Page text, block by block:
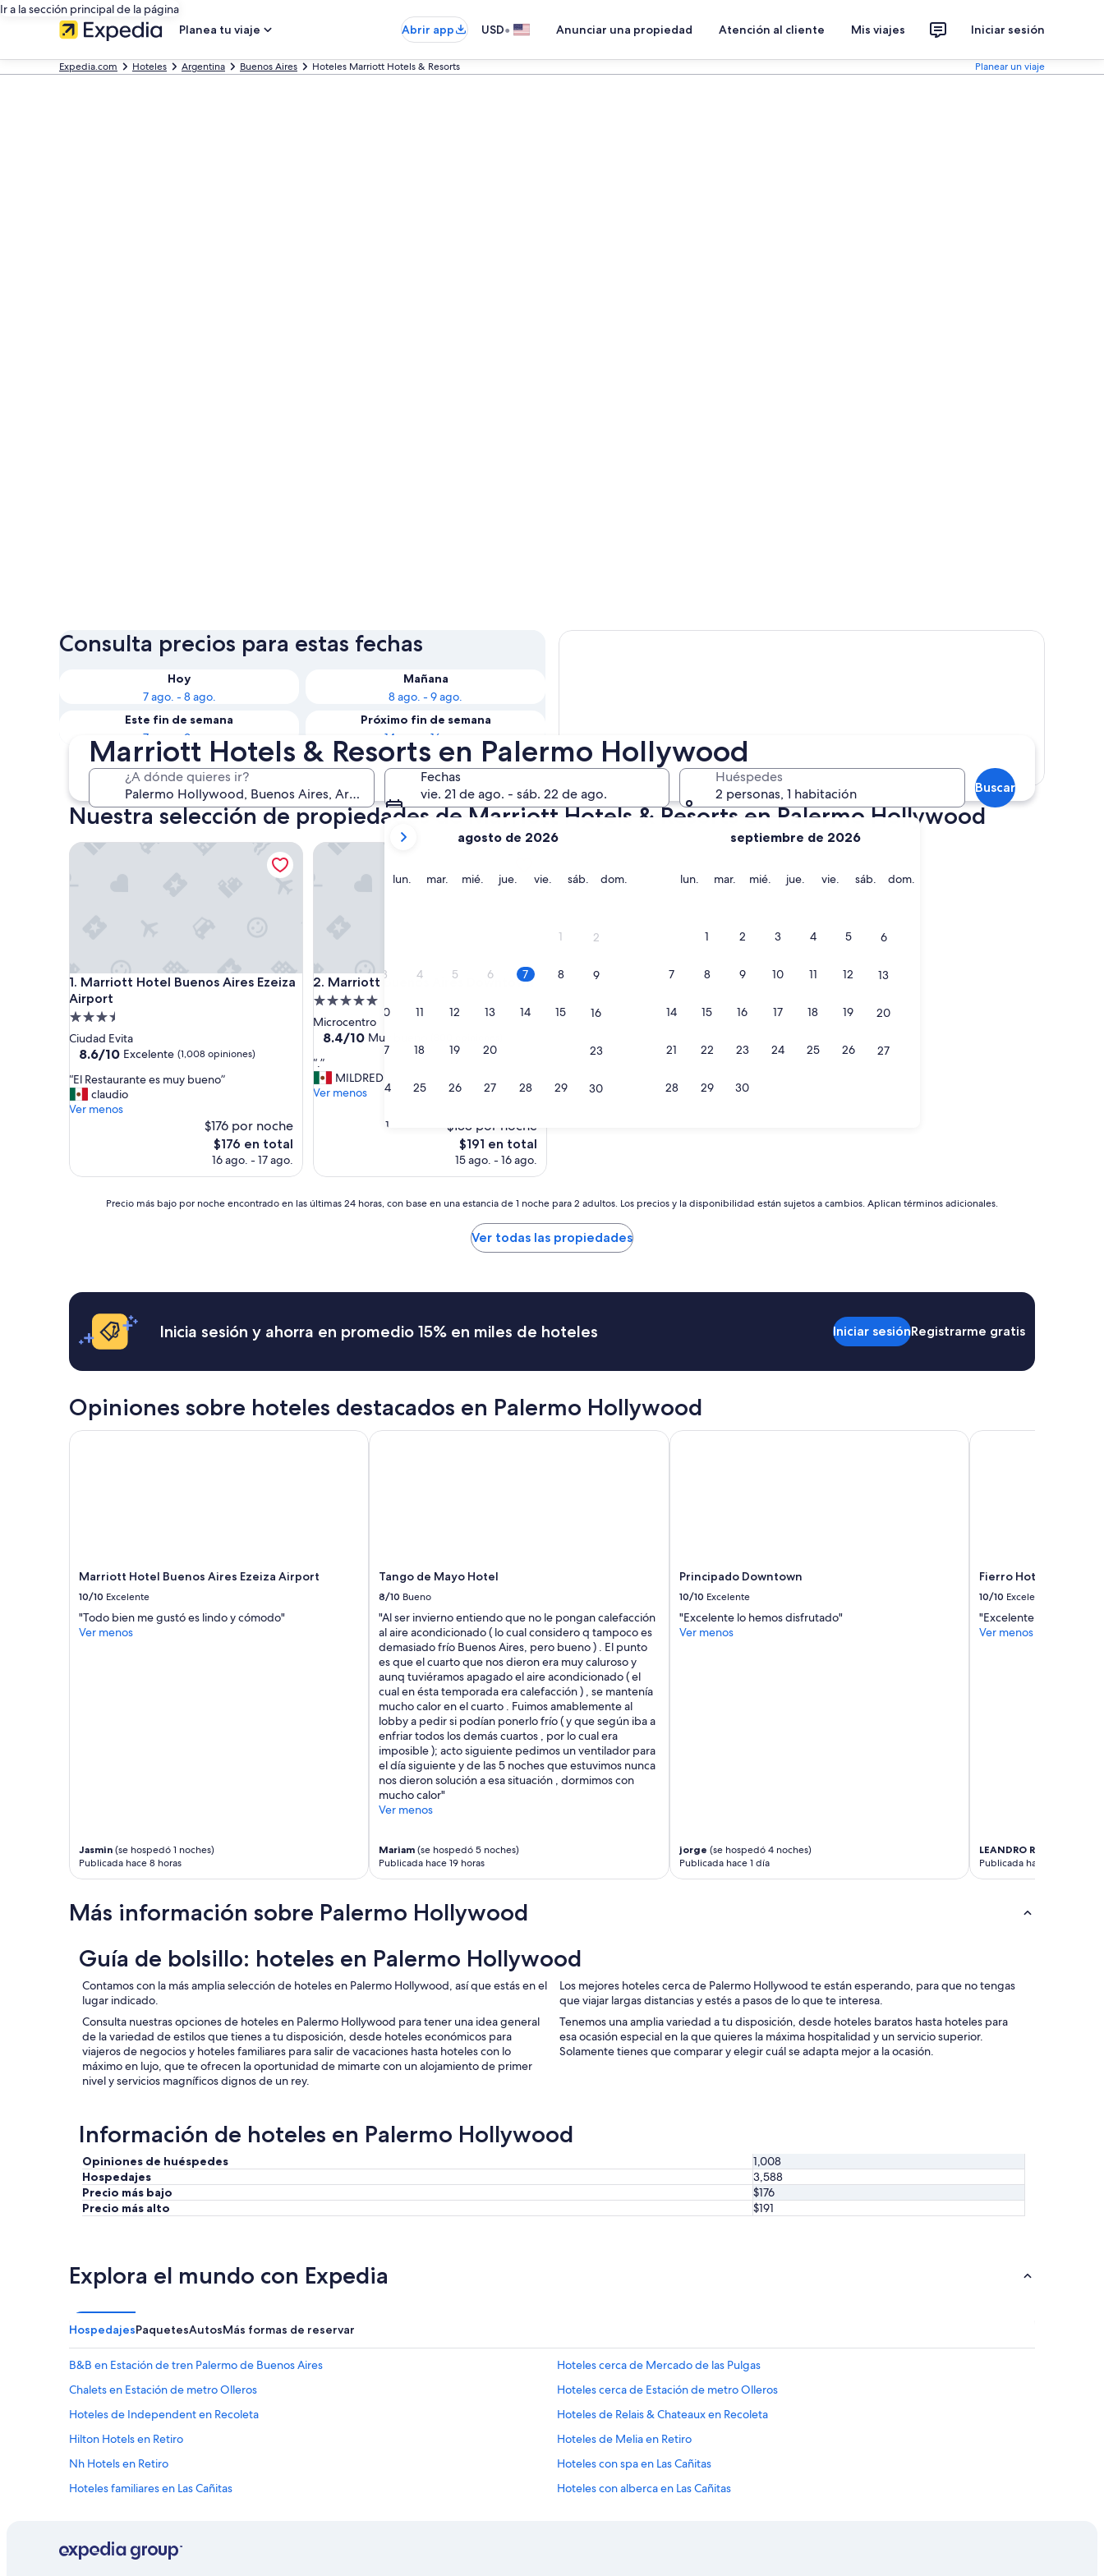
Ir a la sección principal de la página
Planea tu viaje
Abrir app USD• Anunciar una propiedad Atención al cliente Mis viajes Iniciar sesión
Expedia.com Hoteles Argentina Buenos Aires Hoteles Marriott Hotels & Resorts Planear un viaje
Marriott Hotels & Resorts en Palermo Hollywood
¿A dónde quieres ir?
Fechas
vie. 21 de ago. - sáb. 22 de ago.
tus
meses
son
agosto de 2026
lun. lunesmar. martes
mié. miércoles
jue. jueves
vie. viernes
sáb. sábado
dom.
1 2
3 4 5 6 7 8 9
10 11 12 13 14 15 16
17 18 19 20 23
24 25 26 27 28 29 30
31
septiembre de 2026
lun. lunesmar. martes
mié. miércoles
jue. jueves
vie. viernes
sáb. sábado
dom.
1 2 3 4 5 6
7 8 9 10 11 12 13
14 15 16 17 18 19 20
21 22 23 24 25 26 27
28 29 30
Huéspedes
2 personas, 1 habitación
Buscar
Consulta precios para estas fechas
Hoy
7 ago. - 8 ago.
Mañana
8 ago. - 9 ago.
Este fin de semana
7 ago. - 9 ago.
Próximo fin de semana
14 ago. - 16 ago.
Mostrar mapa
Nuestra selección de propiedades de Marriott Hotels & Resorts en Palermo Hollywood
1. Marriott Hotel Buenos Aires Ezeiza
Airport
Marriott Hotel Buenos Aires Ezeiza Airport
Propiedad
de
3.5
estrellas
Ciudad Evita
8.6
10,
Excelente,
(1,008
8.6/10 Excelente (1,008 opiniones)
“
l
t
s
b
n
o
”
“El Restaurante es muy bueno”
claudio
Ver menos
$176 por noche
El
precio
de
$176 en total
16 ago. - 17 ago.
Marriott Hotel Buenos Aires Ezeiza Airport
2. Marriott Buenos Aires Downtown
Marriott Buenos Aires Downtown
Propiedad
de
5.0
estrellas
Microcentro
8.4
10,
Muy
bueno,
8.4/10 Muy bueno
“
”
“.”
MILDRED
Ver menos
$188 por noche
El
precio
de
$191 en total
15 ago. - 16 ago.
Marriott Buenos Aires Downtown
en
las
últimas
24
horas,
con
en
una
de
están
sujetos
Precio más bajo por noche encontrado en las últimas 24 horas, con base en una estancia de 1 noche para 2 adultos. Los precios y la disponibilidad están sujetos a cambios. Aplican términos adicionales.
Ver todas las propiedades
Inicia sesión y ahorra en promedio 15% en miles de hoteles Iniciar sesiónRegistrarme gratis
Opiniones sobre hoteles destacados en Palermo Hollywood
Marriott Hotel Buenos Aires Ezeiza Airport
10/10 Excelente
"Todo bien me gustó es lindo y cómodo"
Ver menos
Jasmin (se hospedó 1 noches)
Publicada hace 8 horas
Marriott Hotel Buenos Aires Ezeiza Airport
Tango de Mayo Hotel
8/10 Bueno
"Al ser invierno entiendo que no le pongan calefacción
al aire acondicionado ( lo cual considero q tampoco es
demasiado frío Buenos Aires, pero bueno ) . El punto
es que el cuarto que nos dieron era muy caluroso y
aunq tuviéramos apagado el aire acondicionado ( el
cual en ésta temporada era calefacción ) , se mantenía
mucho calor en el cuarto . Fuimos amablemente al
lobby a pedir si podían ponerlo frío ( y que según iba a
enfriar todos los demás cuartos , por lo cual era
imposible ); acto siguiente pedimos un ventilador para
el día siguiente y de las 5 noches que estuvimos nunca
nos dieron solución a esa situación , dormimos con
mucho calor"
Ver menos
Mariam (se hospedó 5 noches)
Publicada hace 19 horas
Tango de Mayo Hotel
Principado Downtown
10/10 Excelente
"Excelente lo hemos disfrutado"
Ver menos
jorge (se hospedó 4 noches)
Publicada hace 1 día
Principado Downtown
Fierro Hotel Buenos
10/10 Excelente
"Excelente servicio"
Ver menos
LEANDRO ROBERTO
Publicada hace 3 días
Fierro Hotel Buenos
Más información sobre Palermo Hollywood
Guía de bolsillo: hoteles en Palermo Hollywood
Contamos con la más amplia selección de hoteles en Palermo Hollywood, así que estás en el
lugar indicado.
Consulta nuestras opciones de hoteles en Palermo Hollywood para tener una idea general
de la variedad de estilos que tienes a tu disposición, desde hoteles económicos para
viajeros de negocios y hoteles familiares para salir de vacaciones hasta hoteles con lo
máximo en lujo, que te ofrecen la oportunidad de mimarte con un alojamiento de primer
nivel y servicios magníficos dignos de un rey.
Los mejores hoteles cerca de Palermo Hollywood te están esperando, para que no tengas
que viajar largas distancias y estés a pasos de lo que te interesa.
Tenemos una amplia variedad a tu disposición, desde hoteles baratos hasta hoteles para
esa ocasión especial en la que quieres la máxima hospitalidad y un servicio superior.
Solamente tienes que comparar y elegir cuál se adapta mejor a la ocasión.
Información de hoteles en Palermo Hollywood
Opiniones de huéspedes
1,008
Hospedajes
3,588
Precio más bajo
$176
Precio más alto
$191
Explora el mundo con Expedia
HospedajesPaquetesAutosMás formas de reservar
B&B en Estación de tren Palermo de Buenos Aires
Hoteles cerca de Mercado de las Pulgas
Chalets en Estación de metro Olleros
Hoteles cerca de Estación de metro Olleros
Hoteles de Independent en Recoleta
Hoteles de Relais & Chateaux en Recoleta
Hilton Hotels en Retiro
Hoteles de Melia en Retiro
Nh Hotels en Retiro
Hoteles con spa en Las Cañitas
Hoteles familiares en Las Cañitas
Hoteles con alberca en Las Cañitas
Hoteles en Comuna 14